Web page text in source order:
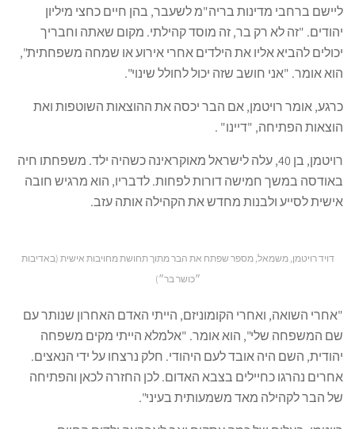
ליישם ברחבי מדינות בריה"מ לשעבר, בהן חיים כחצי מיליון
יהודים. "זה לא רק בר, זה מוסד קהילתי. מקום שאתה וחבריך
יכולים להביא אליו את הילדים אחרי אירוע או שמחה משפחתית",
הוא אומר. "אני חושב שזה יכול לחולל שינוי".
כרגע, אומר רויטמן, אם הבר יכסה את ההוצאות השוטפות ואת
הוצאות הפתיחה, "דיינו" .
רויטמן, בן 40, עלה לישראל מאוקראינה כשהיה ילד. משפחתו חיה
באודסה במשך חמישה דורות לפחות. לדבריו, הוא מרגיש חובה
אישית לסייע ולבנות מחדש את הקהילה אותה עזב.
דויד רויטמן, משמאל, מספר שפתח את הבר מתוך תחושת מחויבות אישית (באדיבות
״כּושר בּר״)
"אחרי השואה, ואחרי הקומוניזם, הייתי האדם האחרון שנותר עם
שם המשפחה שלי", הוא אומר. "אלמלא הייתי מקים משפחה
יהודית, השם היה אובד לעם היהודי. חלק נרצחו על ידי הנאצים.
אחרים נהרגו כחיילים בצבא האדום. לכן החזרה לכאן והפתיחה
של הבר לקהילה מאד משמעותית בעיני".